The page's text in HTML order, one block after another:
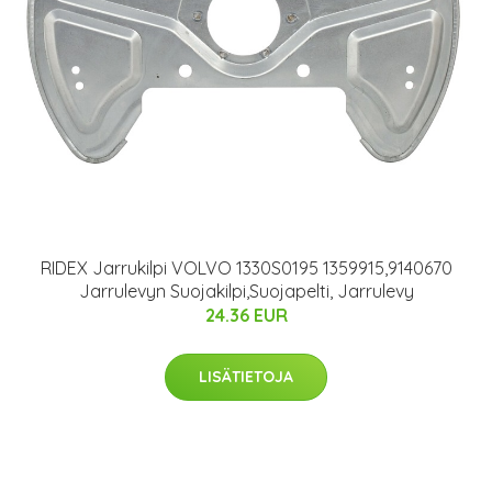
RIDEX Jarrukilpi VOLVO 1330S0195 1359915,9140670
Jarrulevyn Suojakilpi,Suojapelti, Jarrulevy
24.36 EUR
LISÄTIETOJA